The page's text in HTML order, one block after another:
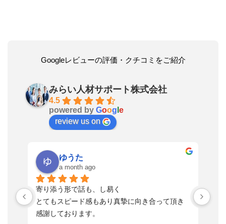
Googleレビューの評価・クチコミをご紹介
みらい人材サポート株式会社
4.5
powered by Goog e
review us on
ゆうた
a month ago
寄り添う形で話も、し易く
とてもスピード感もあり真摯に向き合って頂き
感謝しております。